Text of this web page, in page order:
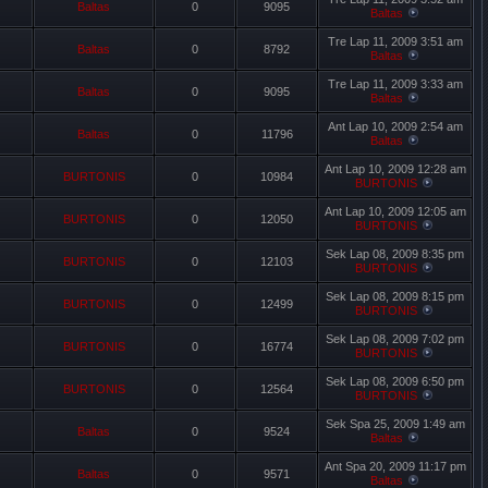
Baltas 0 9095
Baltas
Baltas 0 8792
Tre Lap 11, 2009 3:51 am
Baltas
Baltas 0 9095
Tre Lap 11, 2009 3:33 am
Baltas
Baltas 0 11796
Ant Lap 10, 2009 2:54 am
Baltas
BURTONIS 0 10984
Ant Lap 10, 2009 12:28 am
BURTONIS
BURTONIS 0 12050
Ant Lap 10, 2009 12:05 am
BURTONIS
BURTONIS 0 12103
Sek Lap 08, 2009 8:35 pm
BURTONIS
BURTONIS 0 12499
Sek Lap 08, 2009 8:15 pm
BURTONIS
BURTONIS 0 16774
Sek Lap 08, 2009 7:02 pm
BURTONIS
BURTONIS 0 12564
Sek Lap 08, 2009 6:50 pm
BURTONIS
Baltas 0 9524
Sek Spa 25, 2009 1:49 am
Baltas
Baltas 0 9571
Ant Spa 20, 2009 11:17 pm
Baltas